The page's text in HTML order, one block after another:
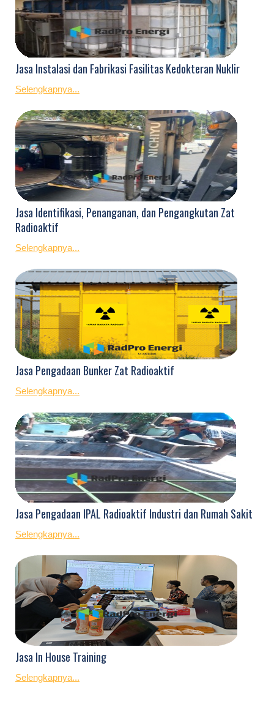
Jasa Instalasi dan Fabrikasi Fasilitas Kedokteran Nuklir
Selengkapnya...
Jasa Identifikasi, Penanganan, dan Pengangkutan Zat
Radioaktif
Selengkapnya...
Jasa Pengadaan Bunker Zat Radioaktif
Selengkapnya...
Jasa Pengadaan IPAL Radioaktif Industri dan Rumah Sakit
Selengkapnya...
Jasa In House Training
Selengkapnya...